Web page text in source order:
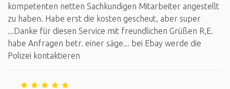
kompetenten netten Sachkundigen Mitarbeiter angestellt
zu haben. Habe erst die kosten gescheut, aber super
...Danke für diesen Service mit freundlichen Grüßen R,E.
habe Anfragen betr. einer säge... bei Ebay werde die
Polizei kontaktieren